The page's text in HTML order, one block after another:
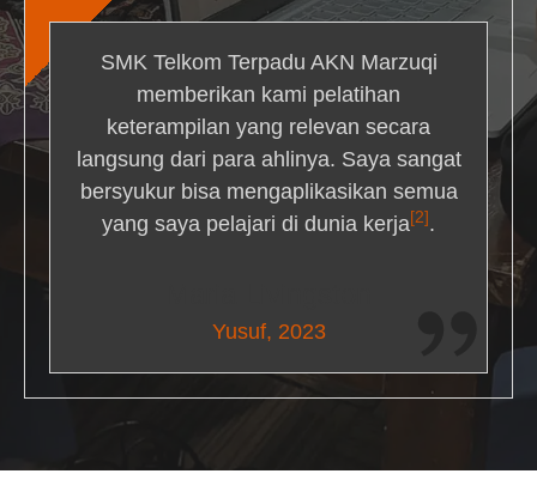
SMK Telkom Terpadu AKN Marzuqi
memberikan kami pelatihan
keterampilan yang relevan secara
langsung dari para ahlinya. Saya sangat
bersyukur bisa mengaplikasikan semua
yang saya pelajari di dunia kerja[2] .
Yusuf, 2023